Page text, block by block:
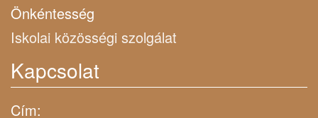
Önkéntesség
Iskolai közösségi szolgálat
Kapcsolat
Cím: